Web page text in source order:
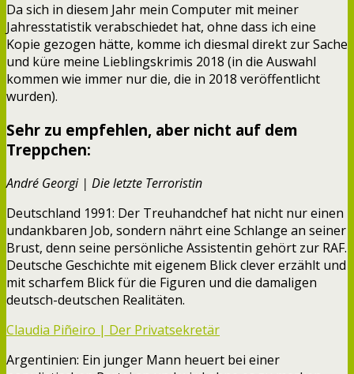
Da sich in diesem Jahr mein Computer mit meiner
Jahresstatistik verabschiedet hat, ohne dass ich eine
Kopie gezogen hätte, komme ich diesmal direkt zur Sache
und küre meine Lieblingskrimis 2018 (in die Auswahl
kommen wie immer nur die, die in 2018 veröffentlicht
wurden).
Sehr zu empfehlen, aber nicht auf dem
Treppchen:
André Georgi | Die letzte Terroristin
Deutschland 1991: Der Treuhandchef hat nicht nur einen
undankbaren Job, sondern nährt eine Schlange an seiner
Brust, denn seine persönliche Assistentin gehört zur RAF.
Deutsche Geschichte mit eigenem Blick clever erzählt und
mit scharfem Blick für die Figuren und die damaligen
deutsch-deutschen Realitäten.
Claudia Piñeiro | Der Privatsekretär
Argentinien: Ein junger Mann heuert bei einer